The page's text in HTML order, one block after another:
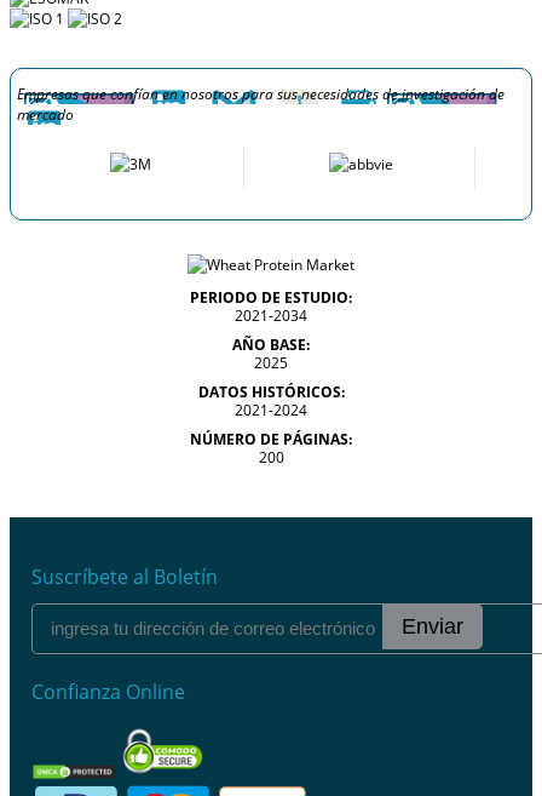
Empresas que confían en nosotros para sus necesidades de investigación de
mercado
PERIODO DE ESTUDIO:
2021-2034
AÑO BASE:
2025
DATOS HISTÓRICOS:
2021-2024
NÚMERO DE PÁGINAS:
200
Suscríbete al Boletín
Enviar
Confianza Online